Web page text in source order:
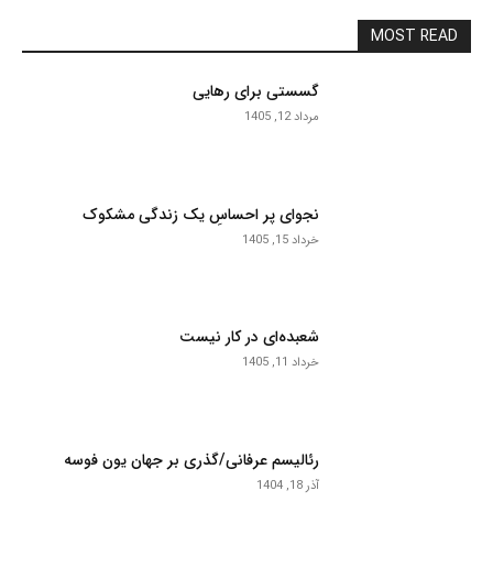
MOST READ
گسستی برای رهایی
مرداد 12, 1405
نجوای پر احساسِ یک زندگی مشکوک
خرداد 15, 1405
شعبده‌ای در کار نیست
خرداد 11, 1405
رئالیسم عرفانی/گذری بر جهان یون فوسه
آذر 18, 1404